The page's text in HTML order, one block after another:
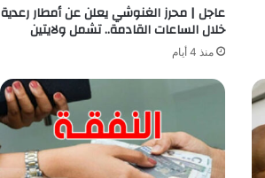
عاجل | محرز الغنوشي يعلن عن أمطار رعدية
خلال الساعات القادمة.. تشمل ولايتين
منذ 4 أيام